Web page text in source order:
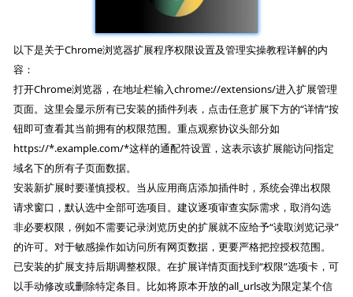
以下是关于Chrome浏览器扩展程序权限设置及管理实操教程详解的内
容：
打开Chrome浏览器，在地址栏输入chrome://extensions/进入扩展管理
页面。这里会显示所有已安装的插件列表，点击任意扩展下方的“详情”按
钮即可查看其当前拥有的权限范围。重点观察协议头部分如
https://*.example.com/*这样的通配符设置，这表示该扩展能访问指定
域名下的所有子页面数据。
安装新扩展时要谨慎授权。当从应用商店添加插件时，系统会弹出权限
请求窗口，默认选中全部可选项目。建议逐项审查实际需求，取消勾选
非必要权限，例如不需要记录浏览历史的扩展就不应给予“读取浏览记录”
的许可。对于敏感操作如访问所有网页数据，更要严格把控授权范围。
已安装的扩展支持后期调整权限。在扩展详情页面找到“权限”选项卡，可
以手动修改或删除特定条目。比如将原本开放的all_urls改为限定某个信